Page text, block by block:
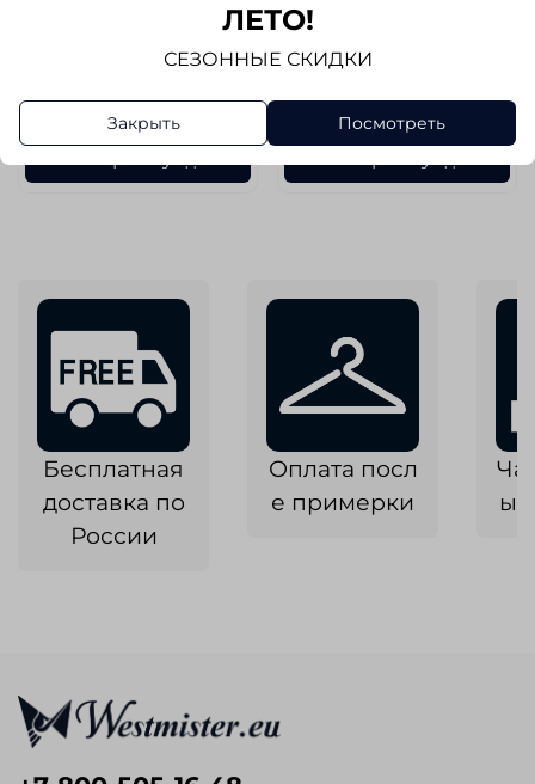
Обхват груди (Без категории)
8 789 руб
Обхват груди (Без категории)
5 929 руб
Бесплатная
доставка по
России
Оплата посл
е примерки
ЛЕТО!
СЕЗОННЫЕ СКИДКИ
Закрыть Посмотреть